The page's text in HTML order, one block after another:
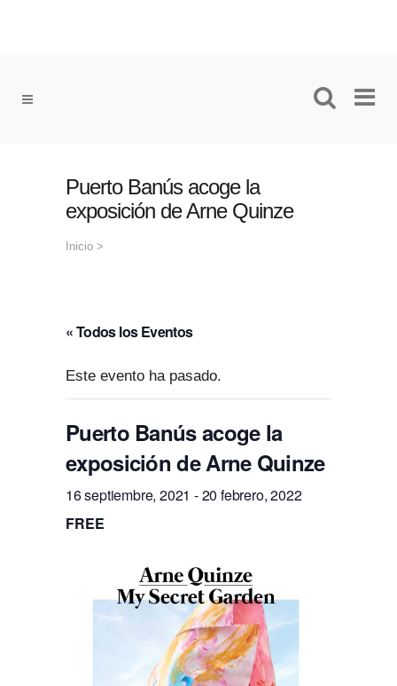
Puerto Banús acoge la
exposición de Arne Quinze
Inicio >
« Todos los Eventos
Este evento ha pasado.
Puerto Banús acoge la
exposición de Arne Quinze
16 septiembre, 2021 -20 febrero, 2022
FREE